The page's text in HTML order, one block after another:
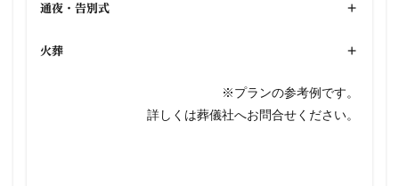
通夜・告別式 +
火葬 +
※プランの参考例です。
詳しくは葬儀社へお問合せください。